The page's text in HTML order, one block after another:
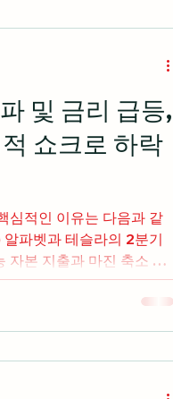
에 3720억 달러 시가총
가가 7월 한 달간 21% 넘
섹터가 7월 한 달간
케빈 워시 연준 의장의 인
구심으로 30년물 국채 금
이후 월간 최고치 경신
하고 7월 미시간대 소비
경제 지표의 혼조세 속
및 금리 급등,
쇼크로 하락
심적인 이유는 다음과 같
자본 지출과 마진 축소 우
이상 하락하는 거친 매도
유조선 공격에 트럼프 대
만 7000건으로 곤두박질
채 금리 상승 견인 인플레